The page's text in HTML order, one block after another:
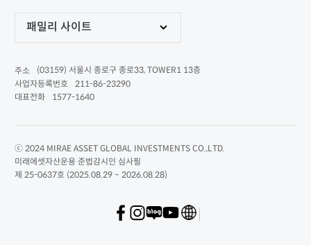
패밀리 사이트
주소
(03159) 서울시 종로구 종로33, TOWER1 13층
사업자등록번호
211-86-23290
대표전화
1577-1640
ⓒ 2024 MIRAE ASSET GLOBAL INVESTMENTS CO.,LTD.
미래에셋자산운용 준법감시인 심사필
제 25-0637호 (2025.08.29 ~ 2026.08.28)